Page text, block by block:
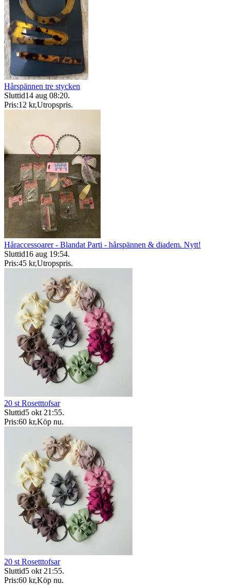
Hårspännen tre stycken
Sluttid14 aug 08:20.
Pris:12 kr,Utropspris.
Håraccessoarer - Blandat Parti - hårspännen & diadem. Nytt!
Sluttid16 aug 19:54.
Pris:45 kr,Utropspris.
20 st Rosetttofsar
Sluttid5 okt 21:55.
Pris:60 kr,Köp nu.
20 st Rosetttofsar
Sluttid5 okt 21:55.
Pris:60 kr,Köp nu.